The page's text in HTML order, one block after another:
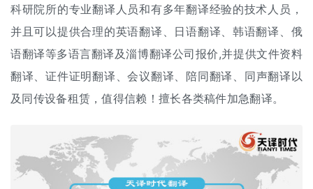
科研院所的专业翻译人员和有多年翻译经验的技术人员，
并且可以提供合理的英语翻译、日语翻译、韩语翻译、俄
语翻译等多语言翻译及淄博翻译公司报价,并提供文件资料
翻译、证件证明翻译、会议翻译、 陪同翻译 、 同声翻译以
及 同传设备租赁 ，值得信赖！擅长各类稿件加急翻译。